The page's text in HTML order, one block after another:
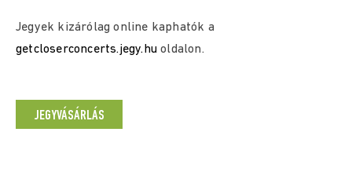
Jegyek kizárólag online kaphatók a
getcloserconcerts.jegy.hu oldalon.
JEGYVÁSÁRLÁS